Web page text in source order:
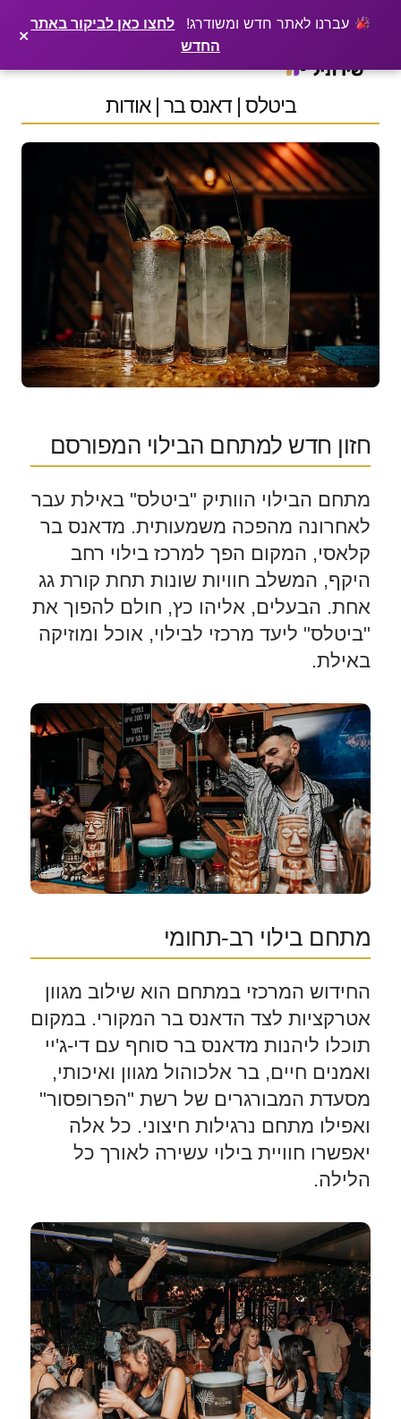
עברנו לאתר חדש ומשודרג!
לחצו כאן לביקור באתר
החדש
×
רוצים שלקוחות ימצאו אתכם בגוגל? שירתיל מפרסמת כתבה מקצועית עליכם פרסמו כתבה ←
to
ביטלס | דאנס בר | אודות
חזון חדש למתחם הבילוי המפורסם
מתחם הבילוי הוותיק "ביטלס" באילת עבר
לאחרונה מהפכה משמעותית. מדאנס בר
קלאסי, המקום הפך למרכז בילוי רחב
היקף, המשלב חוויות שונות תחת קורת גג
אחת. הבעלים, אליהו כץ, חולם להפוך את
"ביטלס" ליעד מרכזי לבילוי, אוכל ומוזיקה
באילת.
מתחם בילוי רב-תחומי
החידוש המרכזי במתחם הוא שילוב מגוון
אטרקציות לצד הדאנס בר המקורי. במקום
תוכלו ליהנות מדאנס בר סוחף עם די-ג'יי
ואמנים חיים, בר אלכוהול מגוון ואיכותי,
מסעדת המבורגרים של רשת "הפרופסור"
ואפילו מתחם נרגילות חיצוני. כל אלה
יאפשרו חוויית בילוי עשירה לאורך כל
הלילה.